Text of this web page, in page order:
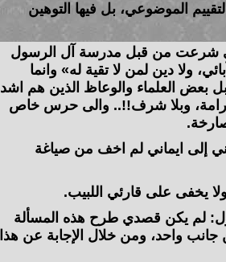
الموضوعي، بل فيها التوهين
شرعت من قبل مدرسة آل الرسول
ولا دين لمن لا تقية له» وانما
بعض العلماء والوعاظ الذين هم اشد
كرامة، وبلا شرف!!.. والى حرس خاص
إلى ايماني لم اخف من صياغة
يخفى على قارئي اللبيب.
لم يكن قصدي طرح هذه المسألة
جانب واحد، ومن خلال الإجابة عن هذا